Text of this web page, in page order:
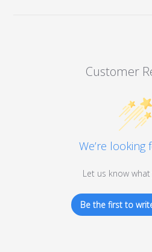
Customer
We’re looking
Let us know
Be the first to